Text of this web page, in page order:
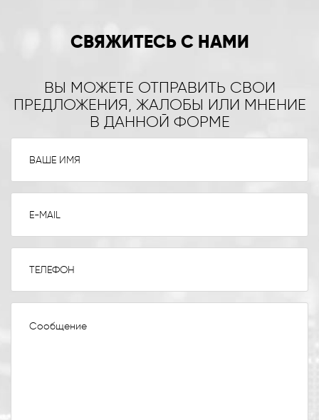
СВЯЖИТЕСЬ С НАМИ
ВЫ МОЖЕТЕ ОТПРАВИТЬ СВОИ
ПРЕДЛОЖЕНИЯ, ЖАЛОБЫ ИЛИ МНЕНИЕ
В ДАННОЙ ФОРМЕ